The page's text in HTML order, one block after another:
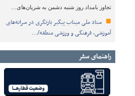
تجاوز بامداد روز شنبه دشمن به شریان‌های…
ستاد ملی میناب پیگیر بازنگری در سرانه‌های
آموزشی، فرهنگی و ورزشی منطقه/…
راهنمای سفر